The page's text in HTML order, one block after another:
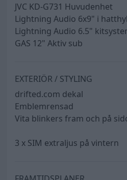
JVC KD-G731 Huvudenhet
Lightning Audio 6x9" i
Lightning Audio 6.5"
GAS 12" Aktiv sub
EXTERIÖR / STYLING
drifted.com dekal
Emblemrensad
Vita blinkers fram och på
3 x SIM extraljus på vintern